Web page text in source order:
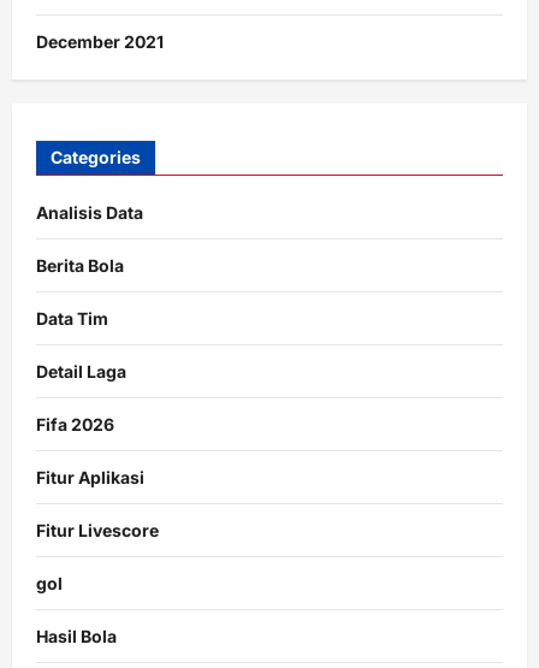
December 2021
Categories
Analisis Data
Berita Bola
Data Tim
Detail Laga
Fifa 2026
Fitur Aplikasi
Fitur Livescore
gol
Hasil Bola